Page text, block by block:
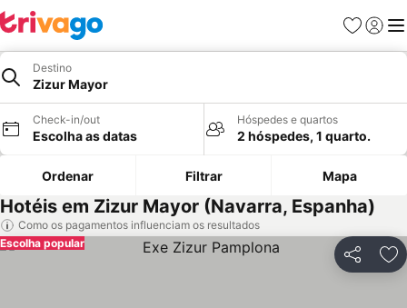
Favoritos
Iniciar
Destino
Zizur Mayor
Check-in/out
Escolha as datas
Hóspedes e quartos
2 hóspedes, 1 quarto.
Ordenar Filtrar Mapa
Hotéis em Zizur Mayor (Navarra, Espanha)
Como os pagamentos influenciam os resultados
Partilhar
Escolha popular